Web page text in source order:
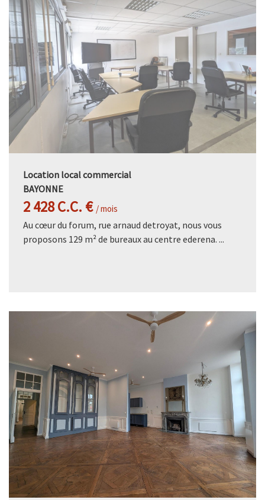
Location local commercial
BAYONNE
2 428 C.C. € / mois
Au cœur du forum, rue arnaud detroyat, nous vous
proposons 129 m² de bureaux au centre ederena. ...